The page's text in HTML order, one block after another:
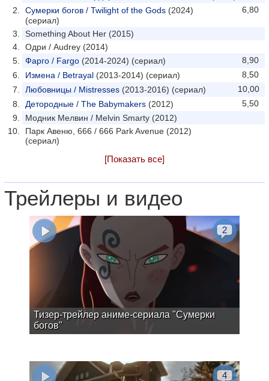
6,80
Сумерки богов / Twilight of the Gods (2024)
(сериал)
Something About Her (2015)
Одри / Audrey (2014)
8,90
Фарго / Fargo (2014-2024) (сериал)
8,50
Измена / Betrayal (2013-2014) (сериал)
10,00
Любовницы / Mistresses (2013-2016) (сериал)
5,50
Детородные / The Babymakers (2012)
Модник Мелвин / Melvin Smarty (2012)
Парк Авеню, 666 / 666 Park Avenue (2012)
(сериал)
[Показать все]
Трейлеры и видео
Тизер-трейлер аниме-сериала "Сумерки
богов"
2
4